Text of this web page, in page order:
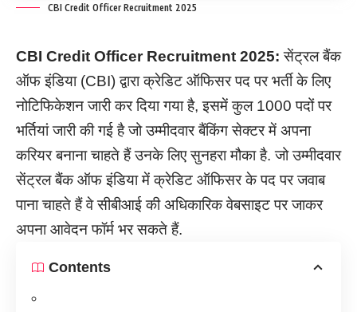
CBI Credit Officer Recruitment 2025
CBI Credit Officer Recruitment 2025: सेंट्रल बैंक
ऑफ इंडिया (CBI) द्वारा क्रेडिट ऑफिसर पद पर भर्ती के लिए
नोटिफिकेशन जारी कर दिया गया है, इसमें कुल 1000 पदों पर
भर्तियां जारी की गई है जो उम्मीदवार बैंकिंग सेक्टर में अपना
करियर बनाना चाहते हैं उनके लिए सुनहरा मौका है. जो उम्मीदवार
सेंट्रल बैंक ऑफ इंडिया में क्रेडिट ऑफिसर के पद पर जवाब
पाना चाहते हैं वे सीबीआई की अधिकारिक वेबसाइट पर जाकर
अपना आवेदन फॉर्म भर सकते हैं.
Contents